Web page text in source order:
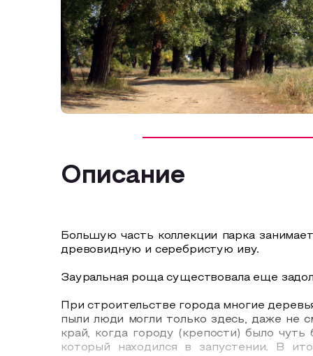
Описание
Большую часть коллекции парка
древовидную и серебристую иву.
Зауральная роща существовала еще
При строительстве города многие
пыли люди могли только здесь, даже не
край, когда городу (крепости) было
который находился в запустении. В